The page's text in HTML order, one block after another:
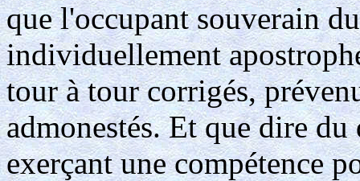
que l'occupant souverain
individuellement
tour à tour corrigés,
admonestés. Et que dire
exerçant une compétence